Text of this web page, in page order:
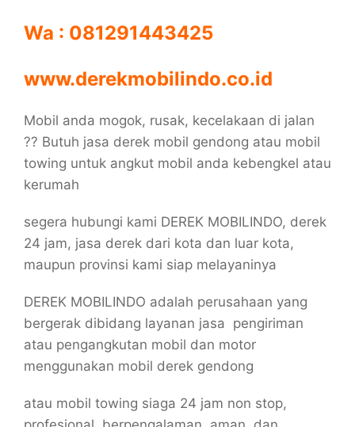
Wa : 081291443425
www.derekmobilindo.co.id
Mobil anda mogok, rusak, kecelakaan di jalan
?? Butuh jasa derek mobil gendong atau mobil
towing untuk angkut mobil anda kebengkel atau
kerumah
segera hubungi kami DEREK MOBILINDO, derek
24 jam, jasa derek dari kota dan luar kota,
maupun provinsi kami siap melayaninya
DEREK MOBILINDO adalah perusahaan yang
bergerak dibidang layanan jasa pengiriman
atau pengangkutan mobil dan motor
menggunakan mobil derek gendong
atau mobil towing siaga 24 jam non stop,